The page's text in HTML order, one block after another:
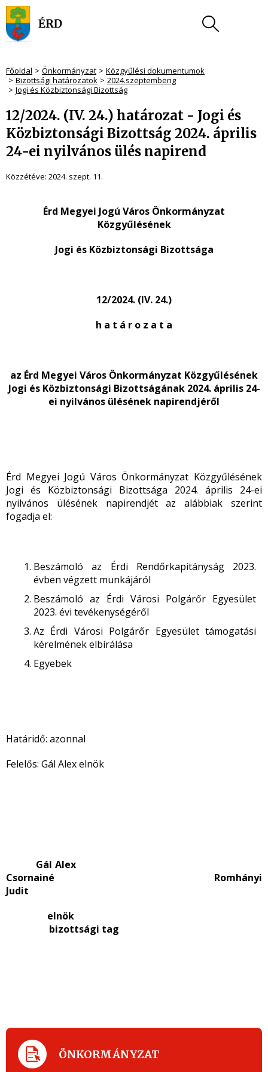
Főoldal Önkormányzat
Közgyűlési dokumentumok
Bizottsági határozatok
2024.szeptemberig
Jogi és Közbiztonsági Bizottság
12/2024. (IV. 24.) határozat - Jogi és
Közbiztonsági Bizottság 2024. április
24-ei nyilvános ülés napirend
Közzétéve: 2024. szept. 11.
Érd Megyei Jogú Város Önkormányzat
Közgyűlésének
Jogi és Közbiztonsági Bizottsága
12/2024. (IV. 24.)
h a t á r o z a t a
az Érd Megyei Város Önkormányzat Közgyűlésének
Jogi és Közbiztonsági Bizottságának 2024. április 24-
ei nyilvános ülésének napirendjéről
Érd Megyei Jogú Város Önkormányzat Közgyűlésének
Jogi és Közbiztonsági Bizottsága 2024. április 24-ei
nyilvános ülésének napirendjét az alábbiak szerint
fogadja el:
Beszámoló az Érdi Rendőrkapitányság 2023.
évben végzett munkájáról
Beszámoló az Érdi Városi Polgárőr Egyesület
2023. évi tevékenységéről
Az Érdi Városi Polgárőr Egyesület támogatási
kérelmének elbírálása
Egyebek
Határidő: azonnal
Felelős: Gál Alex elnök
Gál Alex
Csornainé Romhányi
Judit
elnök
bizottsági tag
ÖNKORMÁNYZAT